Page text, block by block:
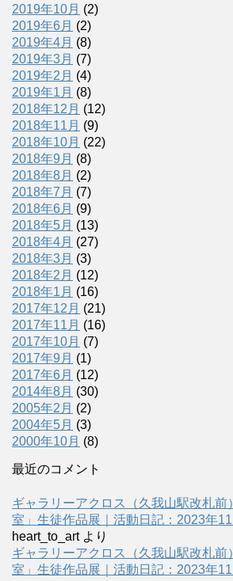
2019年10月 (2)
2019年6月 (2)
2019年4月 (8)
2019年3月 (7)
2019年2月 (4)
2019年1月 (8)
2018年12月 (12)
2018年11月 (9)
2018年10月 (22)
2018年9月 (8)
2018年8月 (2)
2018年7月 (7)
2018年6月 (9)
2018年5月 (13)
2018年4月 (27)
2018年3月 (3)
2018年2月 (12)
2018年1月 (16)
2017年12月 (21)
2017年11月 (16)
2017年10月 (7)
2017年9月 (1)
2017年6月 (12)
2014年8月 (30)
2005年2月 (2)
2004年5月 (3)
2000年10月 (8)
最近のコメント
ギャラリーアクロス（久我山駅改札前
室」生徒作品展｜活動日記：2023年11
heart_to_artより
ギャラリーアクロス（久我山駅改札前
室」生徒作品展｜活動日記：2023年11